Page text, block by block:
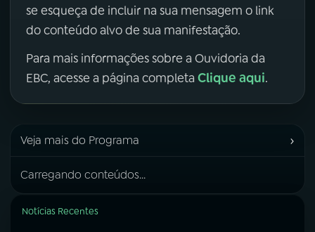
se esqueça de incluir na sua mensagem o link
do conteúdo alvo de sua manifestação.
Para mais informações sobre a Ouvidoria da
EBC, acesse a página completa Clique aqui.
Veja mais do Programa ›
Carregando conteúdos...
Notícias Recentes